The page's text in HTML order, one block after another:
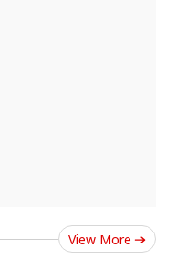
View More